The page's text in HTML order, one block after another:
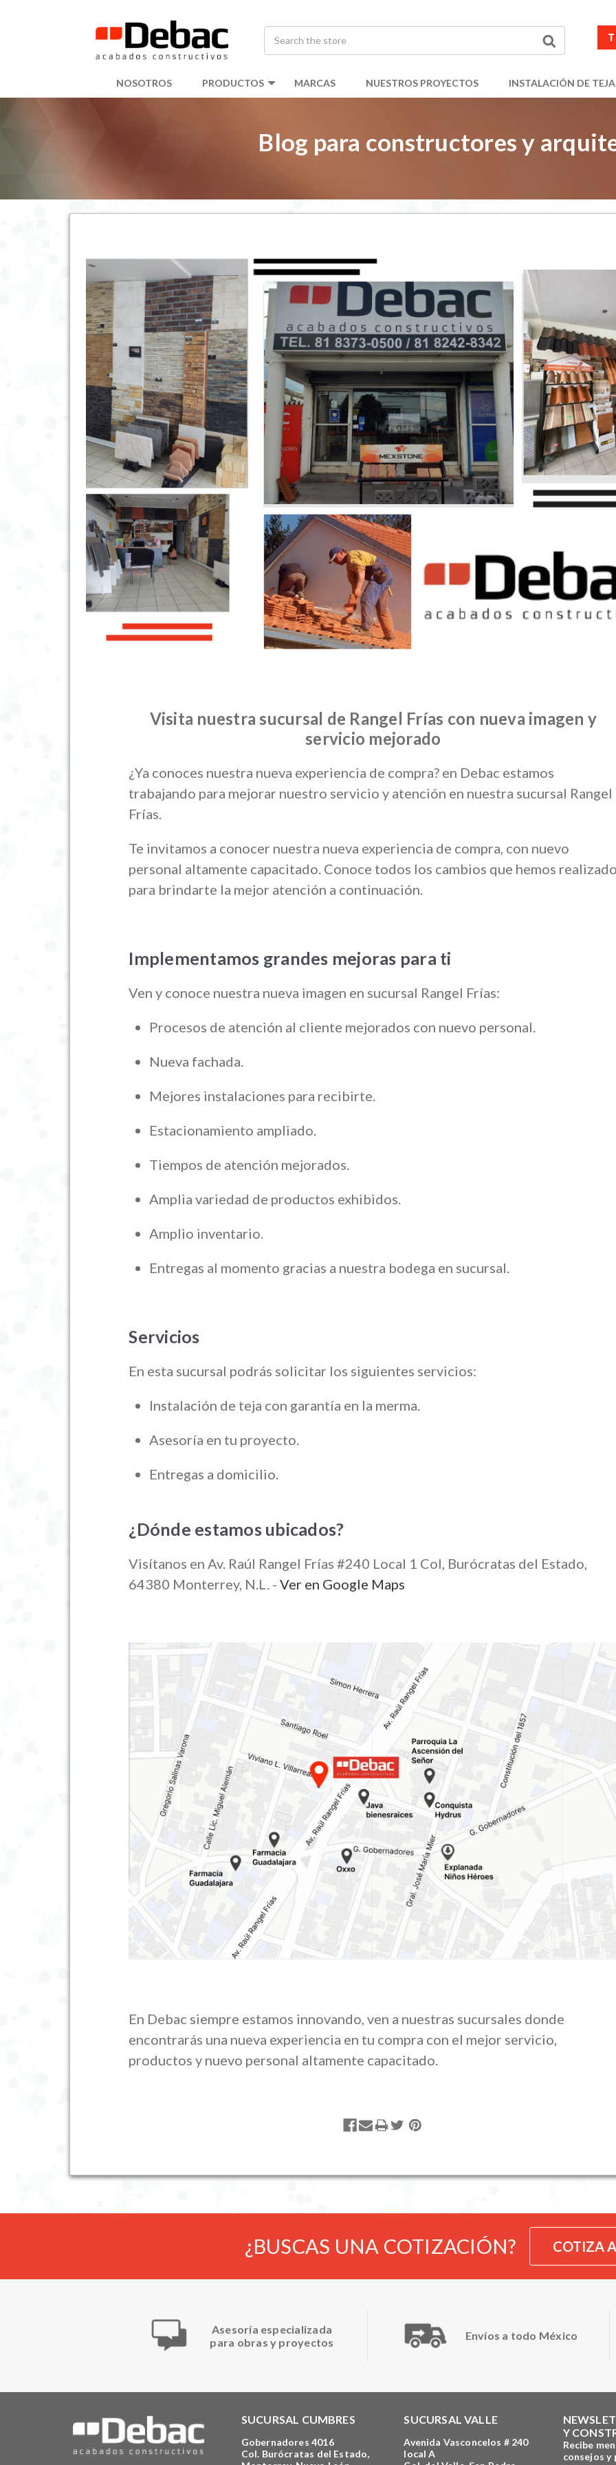
NOSOTROS PRODUCTOS MARCAS NUESTROS PROYECTOS INSTALACIÓN DE TEJA
Blog para constructores y
Visita nuestra sucursal de Rangel Frías con nueva imagen y
servicio mejorado
¿Ya conoces nuestra nueva experiencia de compra? en Debac estamos
trabajando para mejorar nuestro servicio y atención en nuestra sucursal Rangel
Frías.
Te invitamos a conocer nuestra nueva experiencia de compra, con nuevo
personal altamente capacitado. Conoce todos los cambios que hemos
para brindarte la mejor atención a continuación.
Implementamos grandes mejoras para ti
Ven y conoce nuestra nueva imagen en sucursal Rangel Frías:
Procesos de atención al cliente mejorados con nuevo personal.
Nueva fachada.
Mejores instalaciones para recibirte.
Estacionamiento ampliado.
Tiempos de atención mejorados.
Amplia variedad de productos exhibidos.
Amplio inventario.
Entregas al momento gracias a nuestra bodega en sucursal.
Servicios
En esta sucursal podrás solicitar los siguientes servicios:
Instalación de teja con garantía en la merma.
Asesoría en tu proyecto.
Entregas a domicilio.
¿Dónde estamos ubicados?
Visítanos en Av. Raúl Rangel Frías #240 Local 1 Col, Burócratas del Estado,
64380 Monterrey, N.L. -Ver en Google Maps
En Debac siempre estamos innovando, ven a nuestras sucursales donde
encontrarás una nueva experiencia en tu compra con el mejor servicio,
productos y nuevo personal altamente capacitado.
¿BUSCAS UNA COTIZACIÓN? COTIZA
Asesoría especializada
para obras y proyectos
Envíos a todo México
SUCURSAL CUMBRES
Gobernadores 4016
Col. Burócratas del Estado,
SUCURSAL VALLE
Avenida Vasconcelos # 240
local A
Y
Recibe
consejos y